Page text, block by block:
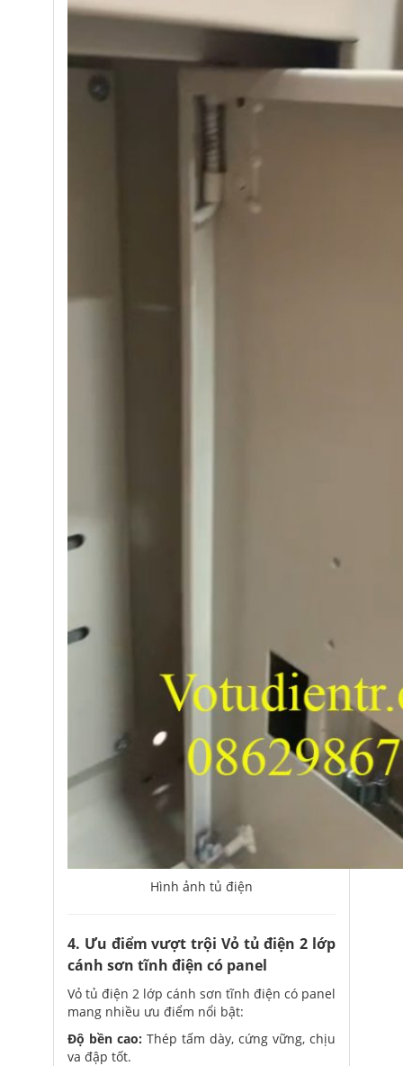
Hình ảnh tủ điện
4. Ưu điểm vượt trội Vỏ tủ điện 2 lớp
cánh sơn tĩnh điện có panel
Vỏ tủ điện 2 lớp cánh sơn tĩnh điện có panel
mang nhiều ưu điểm nổi bật:
Độ bền cao: Thép tấm dày, cứng vững, chịu
va đập tốt.